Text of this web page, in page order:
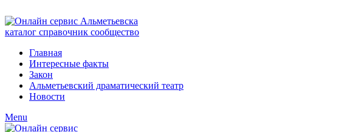
Главная
Интересные факты
Закон
Альметьевский драматический театр
Новости
Menu